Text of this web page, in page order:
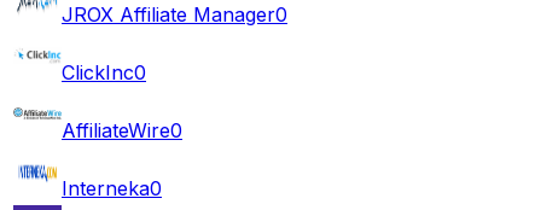
JROX Affiliate Manager0
ClickInc0
AffiliateWire0
Interneka0